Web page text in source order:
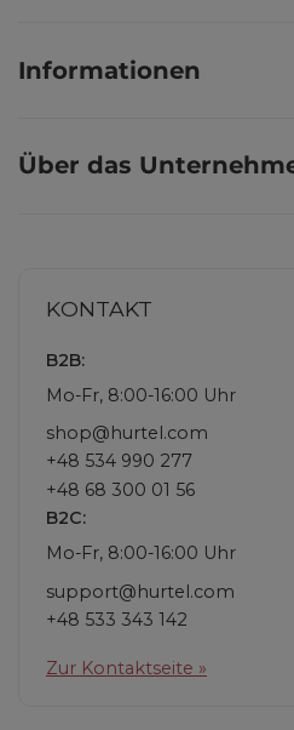
Informationen
Über das
KONTAKT
B2B:
Mo-Fr, 8:00-16:00 Uhr
shop@hurtel.com
+48 534 990 277
+48 68 300 01 56
B2C:
Mo-Fr, 8:00-16:00 Uhr
support@hurtel.com
+48 533 343 142
Zur Kontaktseite »